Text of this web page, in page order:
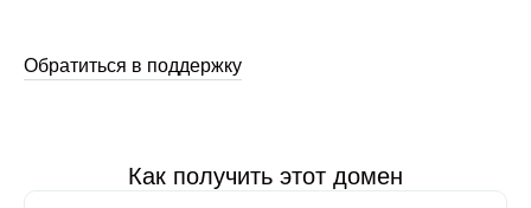
Обратиться в поддержку
Как получить этот домен